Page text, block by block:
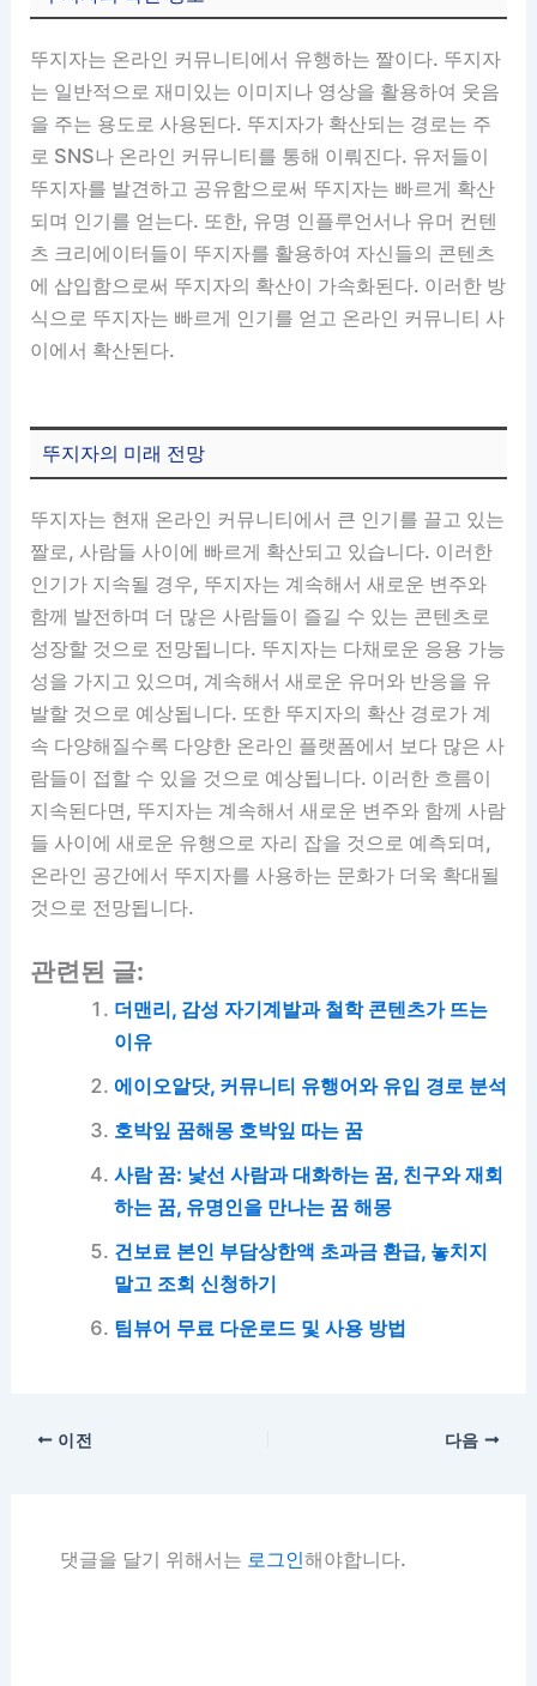
뚜지자는 온라인 커뮤니티에서 유행하는 짤이다. 뚜지자
는 일반적으로 재미있는 이미지나 영상을 활용하여 웃음
을 주는 용도로 사용된다. 뚜지자가 확산되는 경로는 주
로 SNS나 온라인 커뮤니티를 통해 이뤄진다. 유저들이
뚜지자를 발견하고 공유함으로써 뚜지자는 빠르게 확산
되며 인기를 얻는다. 또한, 유명 인플루언서나 유머 컨텐
츠 크리에이터들이 뚜지자를 활용하여 자신들의 콘텐츠
에 삽입함으로써 뚜지자의 확산이 가속화된다. 이러한 방
식으로 뚜지자는 빠르게 인기를 얻고 온라인 커뮤니티 사
이에서 확산된다.
뚜지자의 미래 전망
뚜지자는 현재 온라인 커뮤니티에서 큰 인기를 끌고 있는
짤로, 사람들 사이에 빠르게 확산되고 있습니다. 이러한
인기가 지속될 경우, 뚜지자는 계속해서 새로운 변주와
함께 발전하며 더 많은 사람들이 즐길 수 있는 콘텐츠로
성장할 것으로 전망됩니다. 뚜지자는 다채로운 응용 가능
성을 가지고 있으며, 계속해서 새로운 유머와 반응을 유
발할 것으로 예상됩니다. 또한 뚜지자의 확산 경로가 계
속 다양해질수록 다양한 온라인 플랫폼에서 보다 많은 사
람들이 접할 수 있을 것으로 예상됩니다. 이러한 흐름이
지속된다면, 뚜지자는 계속해서 새로운 변주와 함께 사람
들 사이에 새로운 유행으로 자리 잡을 것으로 예측되며,
온라인 공간에서 뚜지자를 사용하는 문화가 더욱 확대될
것으로 전망됩니다.
관련된 글:
더맨리, 감성 자기계발과 철학 콘텐츠가 뜨는
이유
에이오알닷, 커뮤니티 유행어와 유입 경로 분석
호박잎 꿈해몽 호박잎 따는 꿈
사람 꿈: 낯선 사람과 대화하는 꿈, 친구와 재회
하는 꿈, 유명인을 만나는 꿈 해몽
건보료 본인 부담상한액 초과금 환급, 놓치지
말고 조회 신청하기
팀뷰어 무료 다운로드 및 사용 방법
이전 다음
댓글을 달기 위해서는 로그인해야합니다.